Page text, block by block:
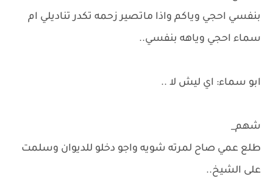
بنفسي احجي وياكم واذا ماتصير زحمه تكدر تناديلي ام
سماء احجي وياهه بنفسي..
ابو سماء: اي ليش لا ..
شهم_
طلع عمي صاح لمرته شويه واجو دخلو للديوان وسلمت
على الشيخ..